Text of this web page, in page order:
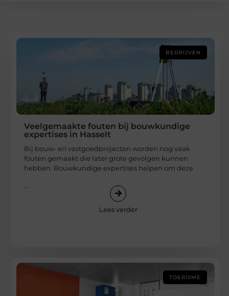
BEDRIJVEN
Veelgemaakte fouten bij bouwkundige
expertises in Hasselt
Bij bouw- en vastgoedprojecten worden nog vaak
fouten gemaakt die later grote gevolgen kunnen
hebben. Bouwkundige expertises helpen om deze
Lees verder
TOERISME